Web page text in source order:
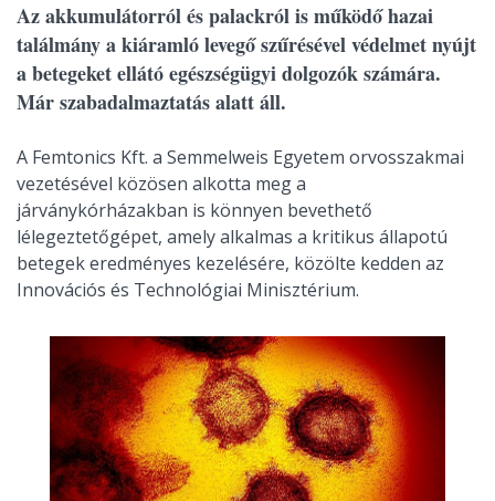
Az akkumulátorról és palackról is működő hazai
találmány a kiáramló levegő szűrésével védelmet nyújt
a betegeket ellátó egészségügyi dolgozók számára.
Már szabadalmaztatás alatt áll.
A Femtonics Kft. a Semmelweis Egyetem orvosszakmai
vezetésével közösen alkotta meg a
járványkórházakban is könnyen bevethető
lélegeztetőgépet, amely alkalmas a kritikus állapotú
betegek eredményes kezelésére, közölte kedden az
Innovációs és Technológiai Minisztérium.